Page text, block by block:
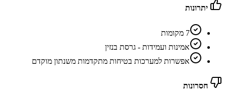
יתרונות
7 מקומות
אמינות ועמידות - גרסת בנזין
אפשרות למערכות בטיחות מתקדמות משנתון מוקדם
חסרונות